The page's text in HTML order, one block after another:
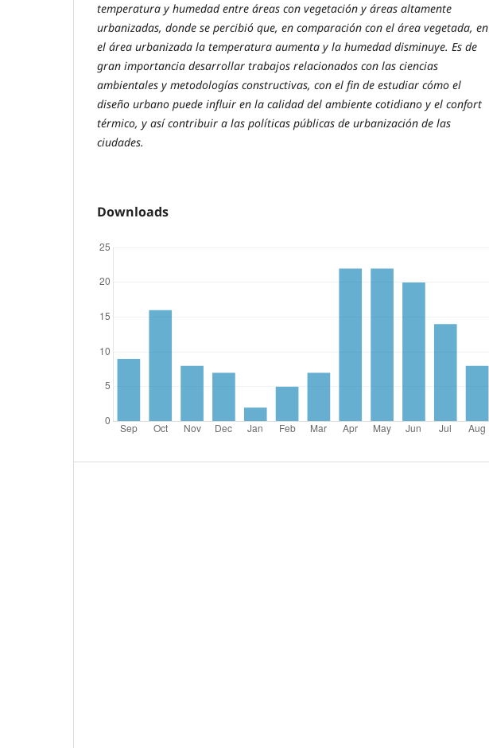
temperatura y humedad entre áreas con vegetación y áreas altamente
urbanizadas, donde se percibió que, en comparación con el área vegetada, en
el área urbanizada la temperatura aumenta y la humedad disminuye. Es de
gran importancia desarrollar trabajos relacionados con las ciencias
ambientales y metodologías constructivas, con el fin de estudiar cómo el
diseño urbano puede influir en la calidad del ambiente cotidiano y el confort
térmico, y así contribuir a las políticas públicas de urbanización de las
ciudades.
Downloads